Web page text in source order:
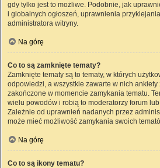
gdy tylko jest to możliwe. Podobnie, jak
i globalnych ogłoszeń, uprawnienia
administratora witryny.
Na górę
Co to są zamknięte tematy?
Zamknięte tematy są to tematy, w których
odpowiedzi, a wszystkie zawarte w nich ankiety
zakończone w momencie zamykania tematu.
wielu powodów i robią to moderatorzy forum
Zależnie od uprawnień nadanych przez
może mieć możliwość zamykania swoich
Na górę
Co to są ikony tematu?